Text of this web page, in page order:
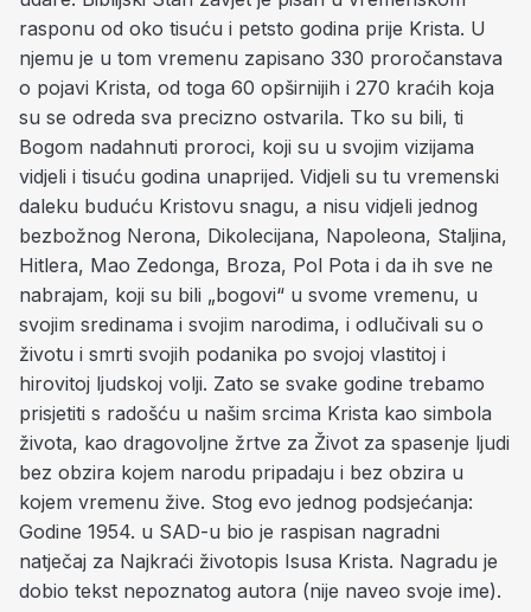
rasponu od oko tisuću i petsto godina prije Krista. U
njemu je u tom vremenu zapisano 330 proročanstava
o pojavi Krista, od toga 60 opširnijih i 270 kraćih koja
su se odreda sva precizno ostvarila. Tko su bili, ti
Bogom nadahnuti proroci, koji su u svojim vizijama
vidjeli i tisuću godina unaprijed. Vidjeli su tu vremenski
daleku buduću Kristovu snagu, a nisu vidjeli jednog
bezbožnog Nerona, Dikolecijana, Napoleona, Staljina,
Hitlera, Mao Zedonga, Broza, Pol Pota i da ih sve ne
nabrajam, koji su bili „bogovi“ u svome vremenu, u
svojim sredinama i svojim narodima, i odlučivali su o
životu i smrti svojih podanika po svojoj vlastitoj i
hirovitoj ljudskoj volji. Zato se svake godine trebamo
prisjetiti s radošću u našim srcima Krista kao simbola
života, kao dragovoljne žrtve za Život za spasenje ljudi
bez obzira kojem narodu pripadaju i bez obzira u
kojem vremenu žive. Stog evo jednog podsjećanja:
Godine 1954. u SAD-u bio je raspisan nagradni
natječaj za Najkraći životopis Isusa Krista. Nagradu je
dobio tekst nepoznatog autora (nije naveo svoje ime).